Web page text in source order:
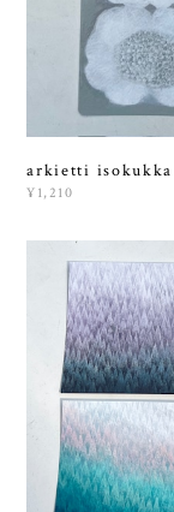
arkietti isokukka
¥1,210